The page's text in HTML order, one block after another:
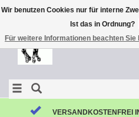
VERSANDKOSTENFREI
Wir benutzen Cookies nur für interne
Ist das in Ordnung?
Für weitere Informationen beachten